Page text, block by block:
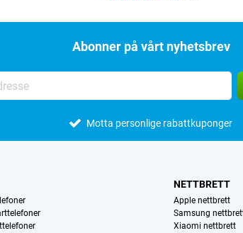
Abonner på vårt nyhetsbrev
Motta personlige rabattkuponger
NETTBRETT
Apple nettbrett
Samsung
Xiaomi nettbrett